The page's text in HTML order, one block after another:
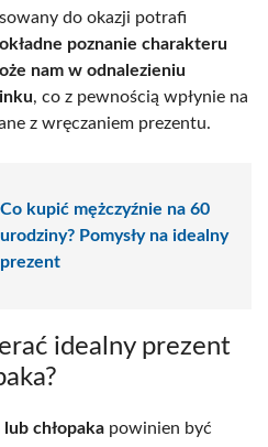
do okazji potrafi
poznanie charakteru
nam w odnalezieniu
, co z pewnością wpłynie na
z wręczaniem prezentu.
Co kupić mężczyźnie na 60
urodziny? Pomysły na idealny
prezent
idealny prezent
lub chłopaka powinien być